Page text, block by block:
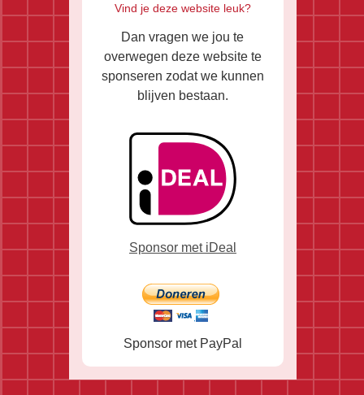
Vind je deze website leuk?
Dan vragen we jou te
overwegen deze website te
sponseren zodat we kunnen
blijven bestaan.
Sponsor met iDeal
Sponsor met PayPal